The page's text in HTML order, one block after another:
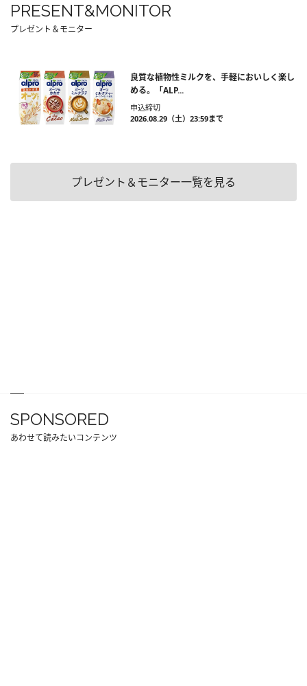
PRESENT&MONITOR
プレゼント＆モニター
良質な植物性ミルクを、手軽においしく楽し
める。「ALP...
申込締切
2026.08.29（土）23:59まで
プレゼント＆モニター一覧を見る
SPONSORED
あわせて読みたいコンテンツ